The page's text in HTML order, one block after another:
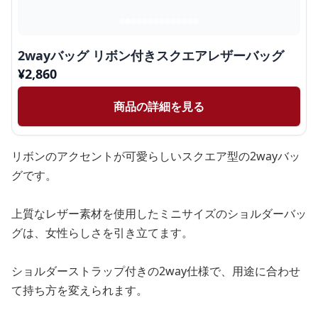
2wayバッグ リボン付きスクエアレザーバッグ
¥2,860
商品の詳細を見る
リボンのアクセントが可愛らしいスクエア型の2wayバッ
グです。
上質なレザー素材を使用したミニサイズのショルダーバッ
グは、女性らしさを引き立てます。
ショルダーストラップ付きの2way仕様で、用途に合わせ
て持ち方を変えられます。